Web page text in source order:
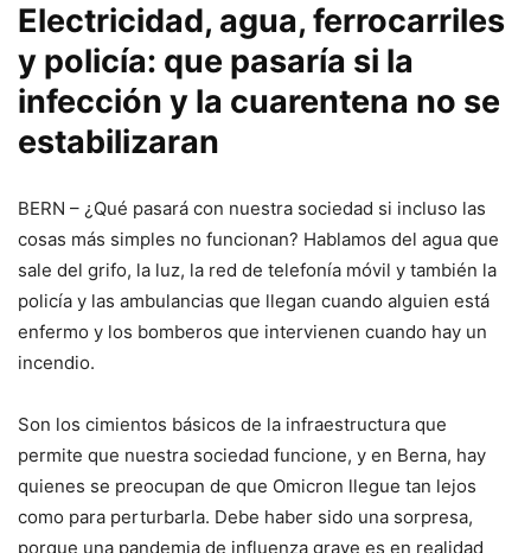
Electricidad, agua, ferrocarriles
y policía: que pasaría si la
infección y la cuarentena no se
estabilizaran
BERN – ¿Qué pasará con nuestra sociedad si incluso las
cosas más simples no funcionan? Hablamos del agua que
sale del grifo, la luz, la red de telefonía móvil y también la
policía y las ambulancias que llegan cuando alguien está
enfermo y los bomberos que intervienen cuando hay un
incendio.
Son los cimientos básicos de la infraestructura que
permite que nuestra sociedad funcione, y en Berna, hay
quienes se preocupan de que Omicron llegue tan lejos
como para perturbarla. Debe haber sido una sorpresa,
porque una pandemia de influenza grave es en realidad